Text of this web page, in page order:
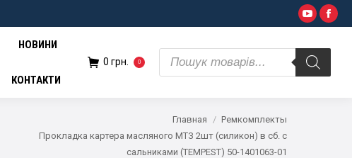
НОВИНИ
КОНТАКТИ
0грн. 0
Поиск
товаров
Главная
Ремкомплекты
Прокладка картера масляного МТЗ 2шт (силикон) в сб. с
сальниками (TEMPEST) 50-1401063-01
товаров